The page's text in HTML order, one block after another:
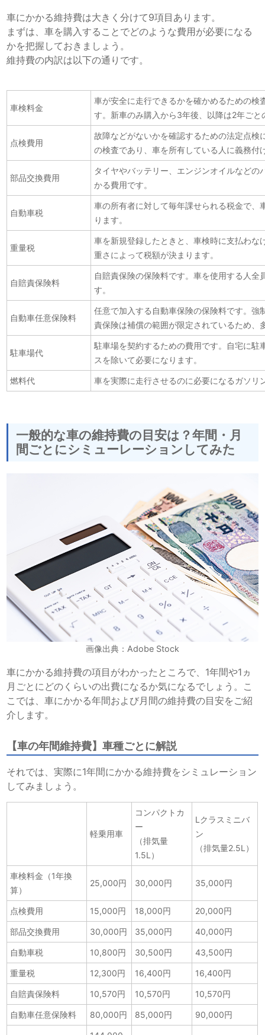
車にかかる維持費は大きく分けて9項目あります。
まずは、車を購入することでどのような費用が必要になる
かを把握しておきましょう。
維持費の内訳は以下の通りです。
車検料金
車が安全に走行できるかを確かめるための検
す。新車のみ購入から3年後、以降は2年ごと
点検費用
故障などがないかを確認するための法定点検
の検査であり、車を所有している人に義務付
部品交換費用
タイヤやバッテリー、エンジンオイルなどの
かる費用です。
自動車税
車の所有者に対して毎年課せられる税金で、
ります。
重量税
車を新規登録したときと、車検時に支払わな
重さによって税額が決まります。
自賠責保険料
自賠責保険の保険料です。車を使用する人全
す。
自動車任意保険料
任意で加入する自動車保険の保険料です。強
責保険は補償の範囲が限定されているため、
駐車場代
駐車場を契約するための費用です。自宅に駐
スを除いて必要になります。
燃料代 車を実際に走行させるのに必要になるガソリ
一般的な車の維持費の目安は？年間・月
間ごとにシミューレーションしてみた
画像出典：Adobe Stock
車にかかる維持費の項目がわかったところで、1年間や1ヵ
月ごとにどのくらいの出費になるか気になるでしょう。こ
こでは、車にかかる年間および月間の維持費の目安をご紹
介します。
【車の年間維持費】車種ごとに解説
それでは、実際に1年間にかかる維持費をシミュレーション
してみましょう。
軽乗用車
コンパクトカ
ー
（排気量
1.5L）
Lクラスミニバ
ン
（排気量2.5L）
車検料金（1年換
算）
25,000円 30,000円 35,000円
点検費用 15,000円 18,000円 20,000円
部品交換費用 30,000円 35,000円 40,000円
自動車税 10,800円 30,500円 43,500円
重量税 12,300円 16,400円 16,400円
自賠責保険料 10,570円 10,570円 10,570円
自動車任意保険料 80,000円 85,000円 90,000円